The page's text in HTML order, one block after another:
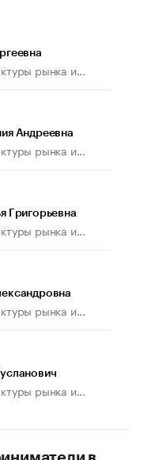
Как живет глава
рынка и...
Андреевна
рынка и...
Григорьевна
рынка и...
рынка и...
рынка и...